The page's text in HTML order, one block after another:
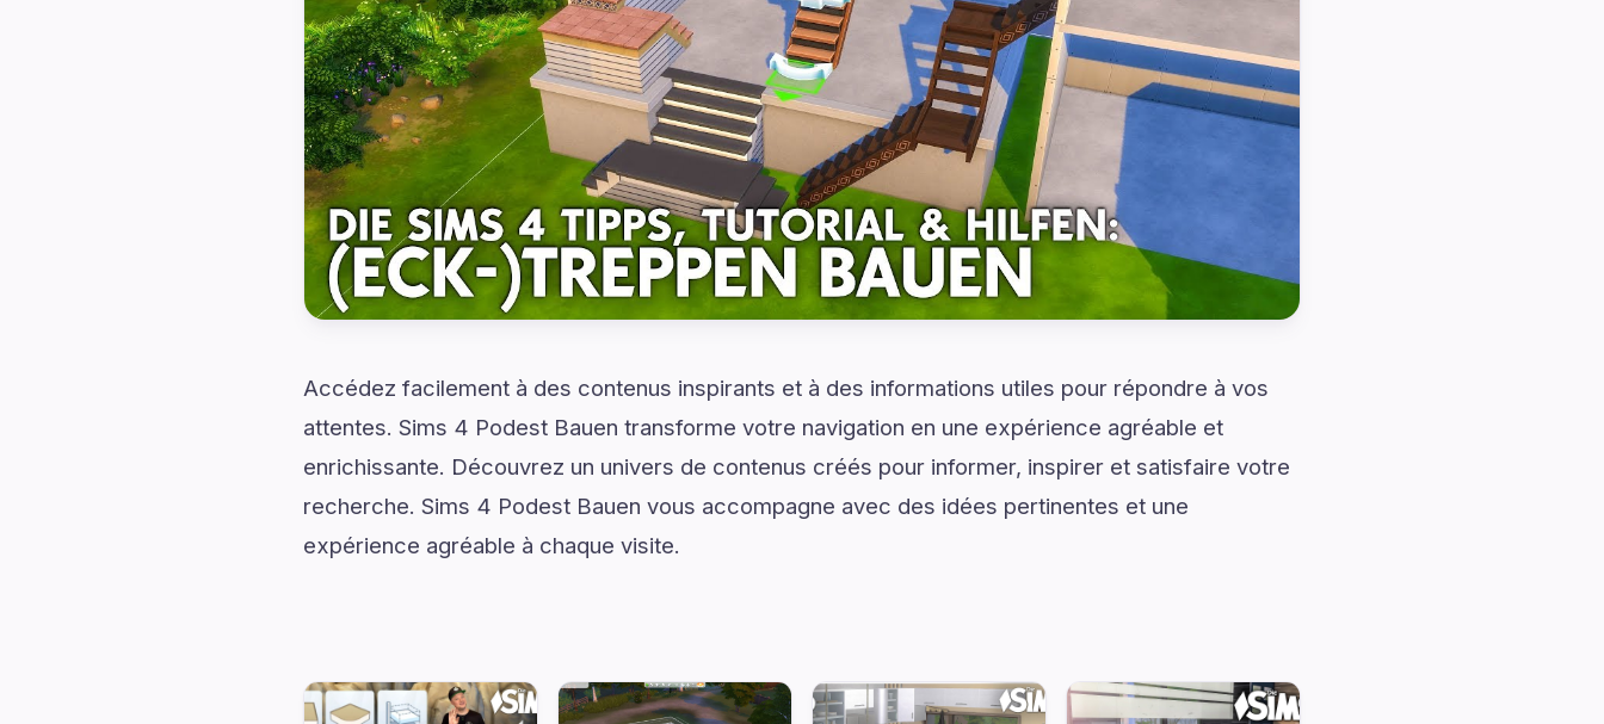
Accédez facilement à des contenus inspirants et à des informations utiles pour répondre à vos
attentes. Sims 4 Podest Bauen transforme votre navigation en une expérience agréable et
enrichissante. Découvrez un univers de contenus créés pour informer, inspirer et satisfaire votre
recherche. Sims 4 Podest Bauen vous accompagne avec des idées pertinentes et une
expérience agréable à chaque visite.